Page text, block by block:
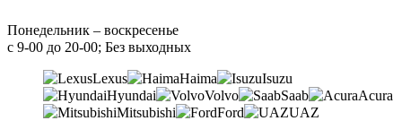
Понедельник – воскресенье
с 9-00 до 20-00; Без выходных
Lexus Haima
Isuzu
Hyundai
Volvo Saab
Acura
Mitsubishi
Ford UAZ